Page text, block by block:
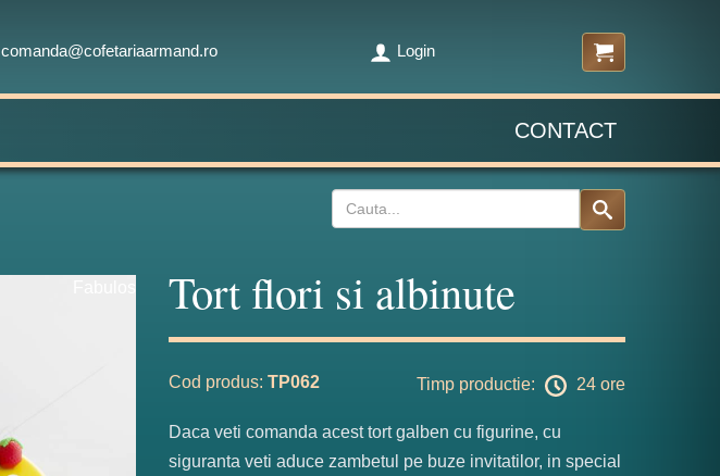
comanda@cofetariaarmand.ro Login
CONTACT
Tort flori si albinute
Cod produs: TP062 Timp productie: 24 ore
Daca veti comanda acest tort galben cu figurine, cu
siguranta veti aduce zambetul pe buze invitatilor, in special